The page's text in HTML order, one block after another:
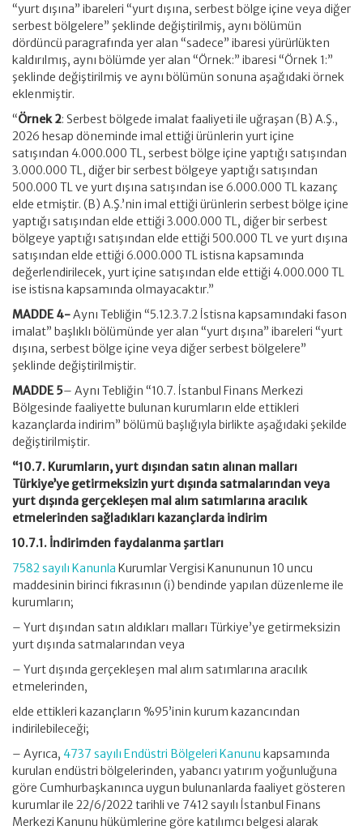
“yurt dışına” ibareleri “yurt dışına, serbest bölge içine veya diğer
serbest bölgelere” şeklinde değiştirilmiş, aynı bölümün
dördüncü paragrafında yer alan “sadece” ibaresi yürürlükten
kaldırılmış, aynı bölümde yer alan “Örnek:” ibaresi “Örnek 1:”
şeklinde değiştirilmiş ve aynı bölümün sonuna aşağıdaki örnek
eklenmiştir.
“Örnek 2: Serbest bölgede imalat faaliyeti ile uğraşan (B) A.Ş.,
2026 hesap döneminde imal ettiği ürünlerin yurt içine
satışından 4.000.000 TL, serbest bölge içine yaptığı satışından
3.000.000 TL, diğer bir serbest bölgeye yaptığı satışından
500.000 TL ve yurt dışına satışından ise 6.000.000 TL kazanç
elde etmiştir. (B) A.Ş.’nin imal ettiği ürünlerin serbest bölge içine
yaptığı satışından elde ettiği 3.000.000 TL, diğer bir serbest
bölgeye yaptığı satışından elde ettiği 500.000 TL ve yurt dışına
satışından elde ettiği 6.000.000 TL istisna kapsamında
değerlendirilecek, yurt içine satışından elde ettiği 4.000.000 TL
ise istisna kapsamında olmayacaktır.”
MADDE 4-Aynı Tebliğin “5.12.3.7.2 İstisna kapsamındaki fason
imalat” başlıklı bölümünde yer alan “yurt dışına” ibareleri “yurt
dışına, serbest bölge içine veya diğer serbest bölgelere”
şeklinde değiştirilmiştir.
MADDE 5– Aynı Tebliğin “10.7. İstanbul Finans Merkezi
Bölgesinde faaliyette bulunan kurumların elde ettikleri
kazançlarda indirim” bölümü başlığıyla birlikte aşağıdaki şekilde
değiştirilmiştir.
“10.7. Kurumların, yurt dışından satın alınan malları
Türkiye’ye getirmeksizin yurt dışında satmalarından veya
yurt dışında gerçekleşen mal alım satımlarına aracılık
etmelerinden sağladıkları kazançlarda indirim
10.7.1. İndirimden faydalanma şartları
7582 sayılı Kanunla Kurumlar Vergisi Kanununun 10 uncu
maddesinin birinci fıkrasının (i) bendinde yapılan düzenleme ile
kurumların;
– Yurt dışından satın aldıkları malları Türkiye’ye getirmeksizin
yurt dışında satmalarından veya
– Yurt dışında gerçekleşen mal alım satımlarına aracılık
etmelerinden,
elde ettikleri kazançların %95’inin kurum kazancından
indirilebileceği;
– Ayrıca, 4737 sayılı Endüstri Bölgeleri Kanunu kapsamında
kurulan endüstri bölgelerinden, yabancı yatırım yoğunluğuna
göre Cumhurbaşkanınca uygun bulunanlarda faaliyet gösteren
kurumlar ile 22/6/2022 tarihli ve 7412 sayılı İstanbul Finans
Merkezi Kanunu hükümlerine göre katılımcı belgesi alarak